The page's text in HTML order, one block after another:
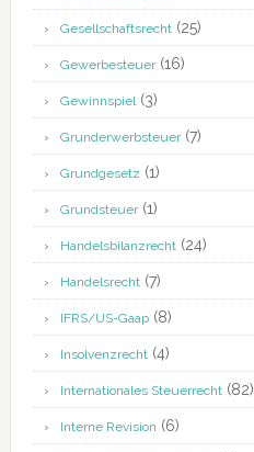
Gesellschaftsrecht(25)
Gewerbesteuer(16)
Gewinnspiel(3)
Grunderwerbsteuer(7)
Grundgesetz (1)
Grundsteuer(1)
Handelsbilanzrecht(24)
Handelsrecht(7)
IFRS/US-Gaap(8)
Insolvenzrecht(4)
Internationales Steuerrecht(82)
Interne Revision (6)